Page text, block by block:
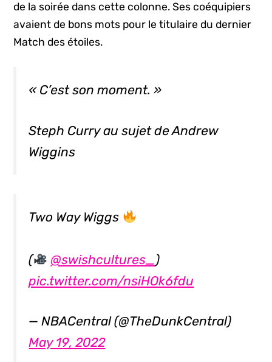
de la soirée dans cette colonne. Ses coéquipiers
avaient de bons mots pour le titulaire du dernier
Match des étoiles.
« C’est son moment. »
Steph Curry au sujet de Andrew
Wiggins
Two Way Wiggs
( @swishcultures_ )
pic.twitter.com/nsiHOk6fdu
— NBACentral (@TheDunkCentral)
May 19, 2022